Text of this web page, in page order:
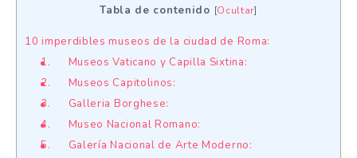
Tabla de contenido [Ocultar]
10 imperdibles museos de la ciudad de Roma:
1. Museos Vaticano y Capilla Sixtina:
2. Museos Capitolinos:
3. Galleria Borghese:
4. Museo Nacional Romano:
5. Galería Nacional de Arte Moderno: